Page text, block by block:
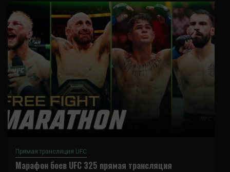
Прямая трансляция UFC
Марафон боев UFC 325 прямая трансляция